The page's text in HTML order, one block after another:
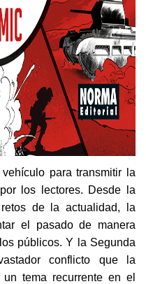
para transmitir la
los lectores. Desde la
de la actualidad, la
el pasado de manera
públicos. Y la Segunda
conflicto que la
tema recurrente en el